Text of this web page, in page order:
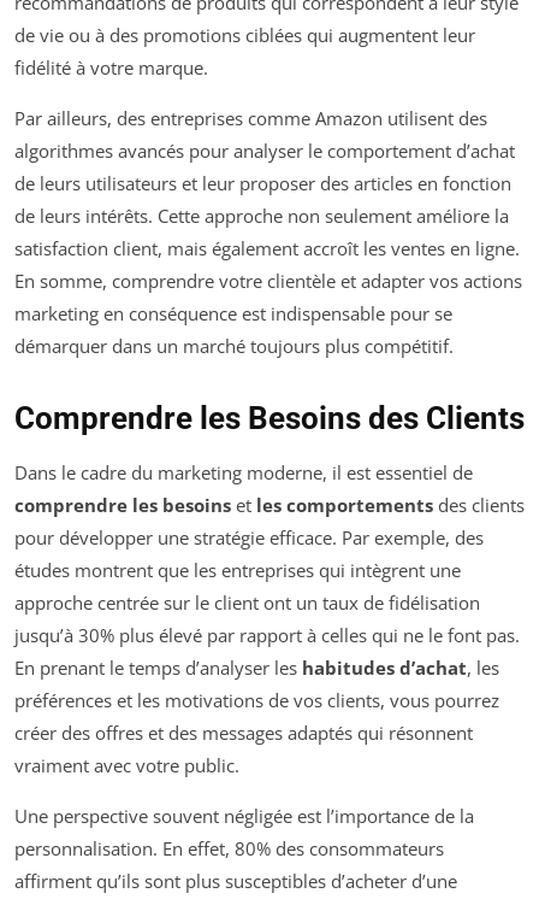
de vie ou à des promotions ciblées qui augmentent leur
fidélité à votre marque.
Par ailleurs, des entreprises comme Amazon utilisent des
algorithmes avancés pour analyser le comportement d’achat
de leurs utilisateurs et leur proposer des articles en fonction
de leurs intérêts. Cette approche non seulement améliore la
satisfaction client, mais également accroît les ventes en ligne.
En somme, comprendre votre clientèle et adapter vos actions
marketing en conséquence est indispensable pour se
démarquer dans un marché toujours plus compétitif.
Comprendre les Besoins des Clients
Dans le cadre du marketing moderne, il est essentiel de
comprendre les besoins et les comportements des clients
pour développer une stratégie efficace. Par exemple, des
études montrent que les entreprises qui intègrent une
approche centrée sur le client ont un taux de fidélisation
jusqu’à 30% plus élevé par rapport à celles qui ne le font pas.
En prenant le temps d’analyser les habitudes d’achat, les
préférences et les motivations de vos clients, vous pourrez
créer des offres et des messages adaptés qui résonnent
vraiment avec votre public.
Une perspective souvent négligée est l’importance de la
personnalisation. En effet, 80% des consommateurs
affirment qu’ils sont plus susceptibles d’acheter d’une